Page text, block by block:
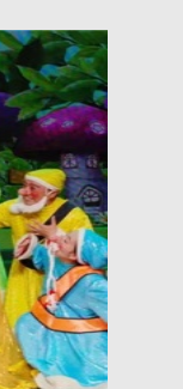
己的遭
荤油供
将她捉